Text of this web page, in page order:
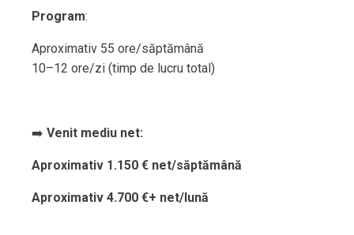
Program:
Aproximativ 55 ore/săptămână
10–12 ore/zi (timp de lucru total)
➡️ Venit mediu net:
Aproximativ 1.150 € net/săptămână
Aproximativ 4.700 €+ net/lună